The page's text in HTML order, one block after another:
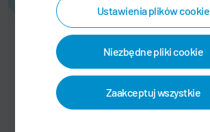
Ustawienia plików cookie
Niezbędne pliki cookie
Zaakceptuj wszystkie
wyjaśnij.